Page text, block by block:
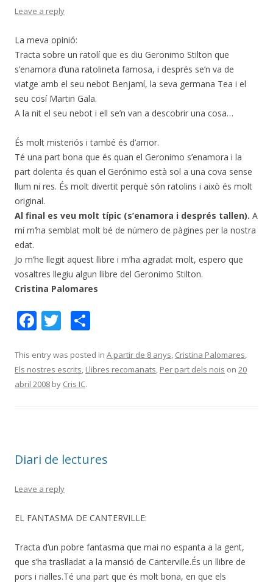
Leave a reply
La meva opinió:
Tracta sobre un ratolí que es diu Geronimo Stilton que
s’enamora d’una ratolineta famosa, i després se’n va de
viatge amb el seu nebot Benjamí, la seva germana Tea i el
seu cosí Martin Gala.
A la nit el seu nebot i ell se’n van a descobrir una cosa…
És molt misteriós i també és d’amor.
Té una part bona que és quan el Geronimo s’enamora i la
part dolenta és quan el Gerónimo està sol a una cova sense
llum ni res. És molt divertit perquè són ratolins i això és molt
original.
Al final es veu molt típic (s’enamora i després tallen). A
mí m’ha semblat molt bé de número de pàgines per la nostra
edat.
Jo m’he llegit aquest llibre i m’ha agradat molt, espero que
vosaltres llegiu algun llibre del Geronimo Stilton.
Cristina Palomares
F
e
b
T
itt
er
m
p
This entry was posted in A partir de 8 anys, Cristina Palomares,
Els nostres escrits, Llibres recomanats, Per part dels nois on 20
abril 2008 by Cris IC.
Diari de lectures
Leave a reply
EL FANTASMA DE CANTERVILLE:
Tracta d’un pobre fantasma que mai no espanta a la gent,
que s’ha traslladat a la mansió de Canterville.És un llibre de
pors i rialles.Té una part que és molt bona, en que els